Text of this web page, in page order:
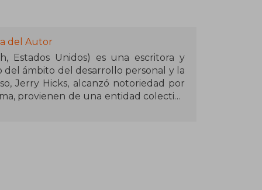
del Autor
Estados Unidos) es una escritora y
ámbito del desarrollo personal y la
Jerry Hicks, alcanzó notoriedad por
provienen de una entidad colectiva
talleres y libros giran en torno a la